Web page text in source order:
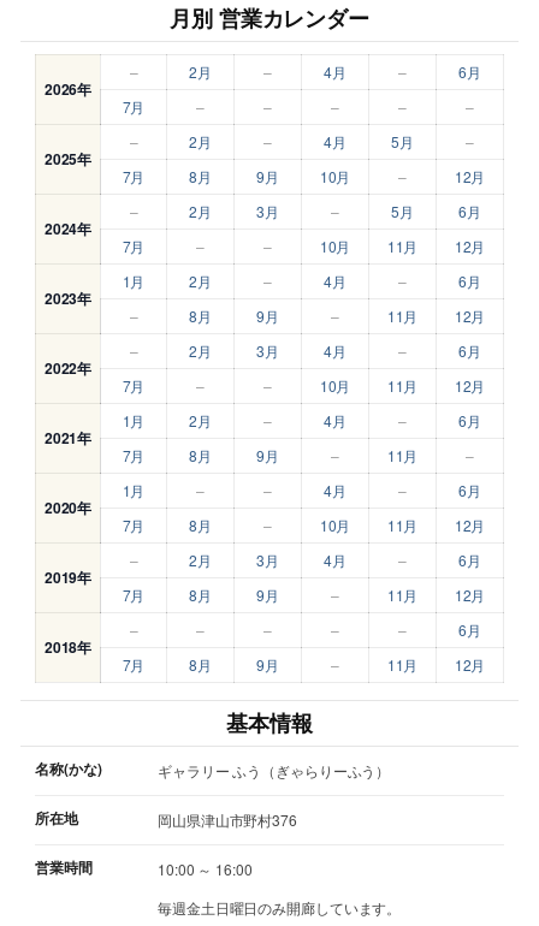
月別 営業カレンダー
2026年
– 2月 – 4月 –
6月
7月
– – – – –
2025年
– 2月 – 4月 5月
–
7月
8月 9月 10月 – 12月
2024年
– 2月 3月 – 5月
6月
7月
– – 10月 11月 12月
2023年
1月 2月 – 4月 –
6月
–
8月 9月 – 11月 12月
2022年
– 2月 3月 4月 –
6月
7月
– – 10月 11月 12月
2021年
1月 2月 – 4月 –
6月
7月
8月 9月 – 11月 –
2020年
1月 – – 4月 –
6月
7月
8月 – 10月 11月 12月
2019年
– 2月 3月 4月 –
6月
7月
8月 9月 – 11月 12月
2018年
– – – – –
6月
7月
8月 9月 – 11月 12月
基本情報
名称(かな) ギャラリー ふう（ぎゃらりーふう）
所在地 岡山県津山市野村376
営業時間
10:00 ～ 16:00
毎週金土日曜日のみ開廊しています。